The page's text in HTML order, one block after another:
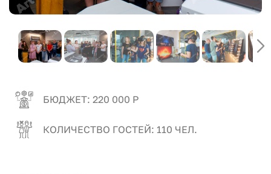
БЮДЖЕТ: 220 000 Р
КОЛИЧЕСТВО ГОСТЕЙ: 110 ЧЕЛ.